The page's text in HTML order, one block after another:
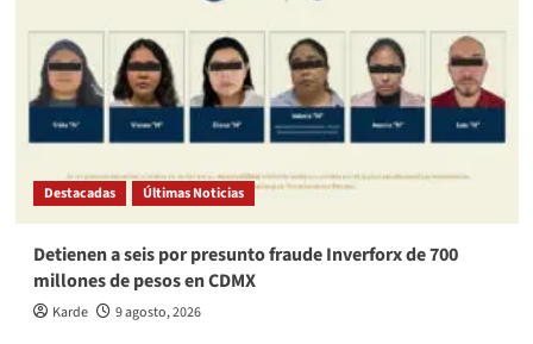
Destacadas Últimas Noticias
Detienen a seis por presunto fraude Inverforx de 700
millones de pesos en CDMX
Karde 9 agosto, 2026